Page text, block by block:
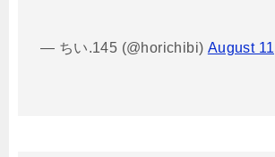
— ちい.145 (@horichibi) August